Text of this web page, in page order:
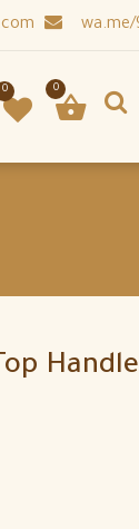
0
0